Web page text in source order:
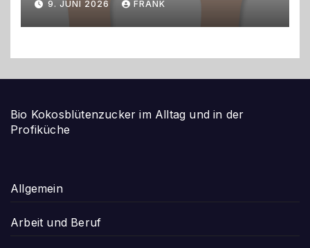
9. JUNI 2026 FRANK
Bio Kokosblütenzucker im Alltag und in der
Profiküche
Allgemein
Arbeit und Beruf